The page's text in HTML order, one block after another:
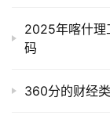
2025年喀什理
码
360分的财经